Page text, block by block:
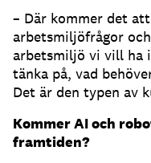
– Där kommer det
arbetsmiljöfrågor
arbetsmiljö vi vill ha
tänka på, vad
Det är den typen av
Kommer AI och
framtiden?